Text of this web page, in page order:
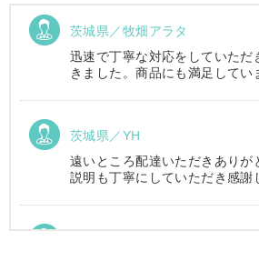
茨城県／牧畑アラタ
迅速で丁寧な対応をしていただ
きました。商品にも満足してい
茨城県／YH
遠いところ配達いただきありが
説明も丁寧にしていただき感謝